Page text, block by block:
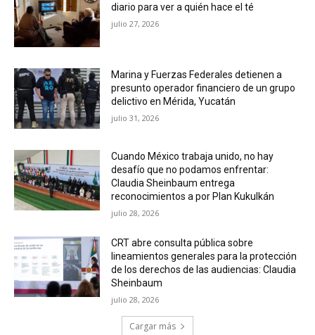
diario para ver a quién hace el té
julio 27, 2026
Marina y Fuerzas Federales detienen a
presunto operador financiero de un grupo
delictivo en Mérida, Yucatán
julio 31, 2026
Cuando México trabaja unido, no hay
desafío que no podamos enfrentar:
Claudia Sheinbaum entrega
reconocimientos a por Plan Kukulkán
julio 28, 2026
CRT abre consulta pública sobre
lineamientos generales para la protección
de los derechos de las audiencias: Claudia
Sheinbaum
julio 28, 2026
Cargar más